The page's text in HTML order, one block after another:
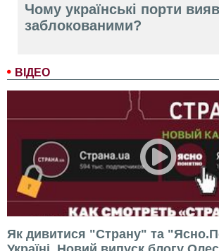
ВІДЕО
Як дивитися "Страну" та
Чому українські порти
заблокованими?